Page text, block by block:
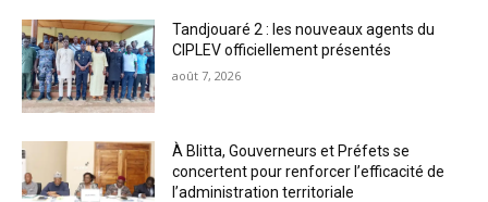
Tandjouaré 2 : les nouveaux agents du
CIPLEV officiellement présentés
août 7, 2026
À Blitta, Gouverneurs et Préfets se
concertent pour renforcer l’efficacité de
l’administration territoriale